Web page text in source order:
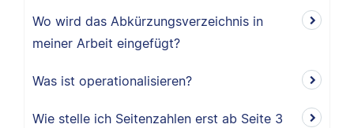
Wo wird das Abkürzungsverzeichnis in
meiner Arbeit eingefügt?
Was ist operationalisieren?
Wie stelle ich Seitenzahlen erst ab Seite 3